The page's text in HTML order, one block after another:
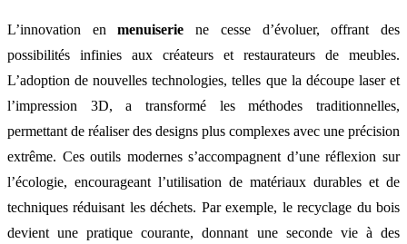
L’innovation enmenuiserie ne cesse d’évoluer, offrant des
possibilités infinies aux créateurs et restaurateurs de meubles.
L’adoption de nouvelles technologies, telles que la découpe laser et
l’impression 3D, a transformé les méthodes traditionnelles,
permettant de réaliser des designs plus complexes avec une précision
extrême. Ces outils modernes s’accompagnent d’une réflexion sur
l’écologie, encourageant l’utilisation de matériaux durables et de
techniques réduisant les déchets. Par exemple, le recyclage du bois
devient une pratique courante, donnant une seconde vie à des